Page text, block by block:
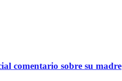
comentario sobre su madre